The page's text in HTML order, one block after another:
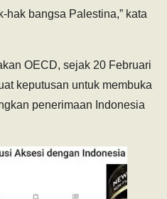
hak bangsa Palestina,” kata
OECD, sejak 20 Februari
keputusan untuk membuka
penerimaan Indonesia